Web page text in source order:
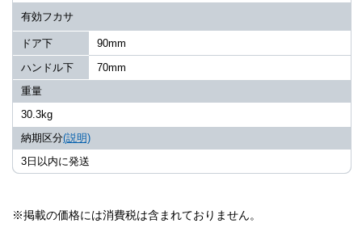
有効フカサ
ドア下
90mm
ハンドル下
70mm
重量
30.3kg
納期区分(説明)
3日以内に発送
※掲載の価格には消費税は含まれておりません。